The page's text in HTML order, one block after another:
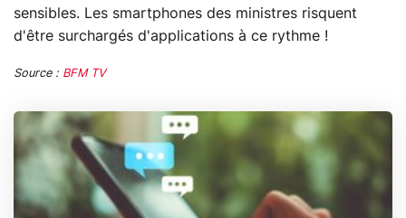
sensibles. Les smartphones des ministres risquent
d'être surchargés d'applications à ce rythme !
Source : BFM TV